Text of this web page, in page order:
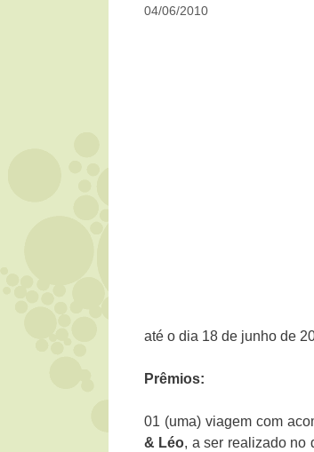
04/06/2010
até o dia 18 de junho de
Prêmios:
01 (uma) viagem com
& Léo, a ser realizado no